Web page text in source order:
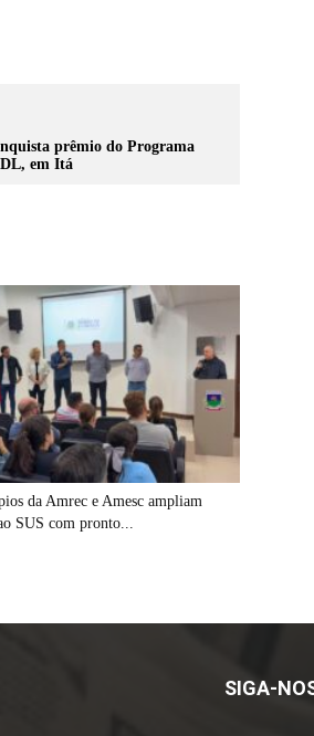
prêmio do Programa
em Itá
da Amrec e Amesc ampliam
SUS com pronto...
SIGA-